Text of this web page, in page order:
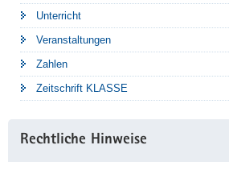
Unterricht
Veranstaltungen
Zahlen
Zeitschrift KLASSE
Rechtliche Hinweise